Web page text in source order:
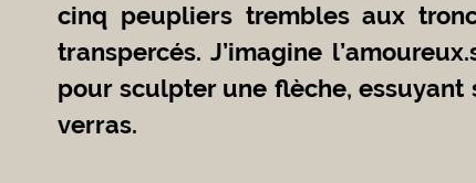
cinq peupliers trembles aux
transpercés. J’imagine
pour sculpter une flèche, essuyant
verras.